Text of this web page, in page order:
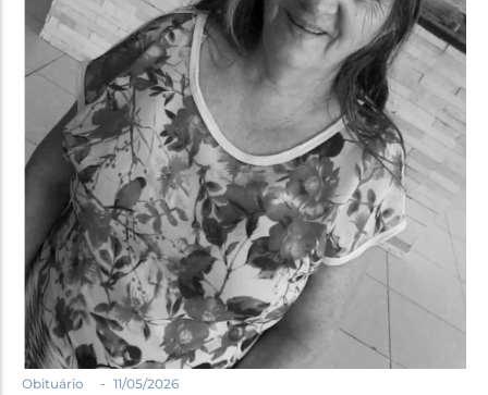
Política
Santa Helena e Região
Saúde e Bem-Estar
Obituário - 11/05/2026